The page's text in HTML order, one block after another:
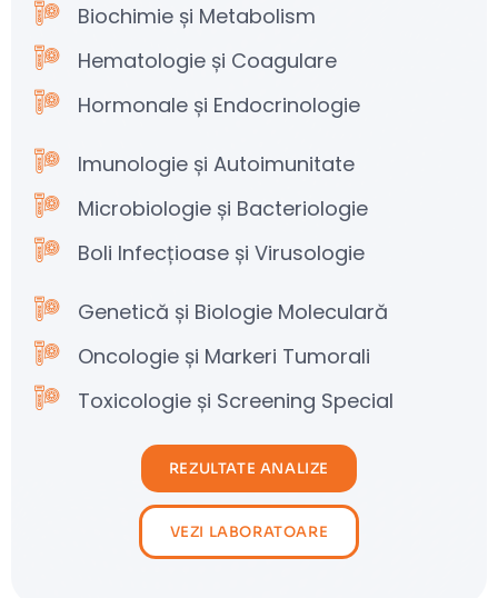
Biochimie și Metabolism
Hematologie și Coagulare
Hormonale și Endocrinologie
Imunologie și Autoimunitate
Microbiologie și Bacteriologie
Boli Infecțioase și Virusologie
Genetică și Biologie Moleculară
Oncologie și Markeri Tumorali
Toxicologie și Screening Special
REZULTATE ANALIZE
VEZI LABORATOARE